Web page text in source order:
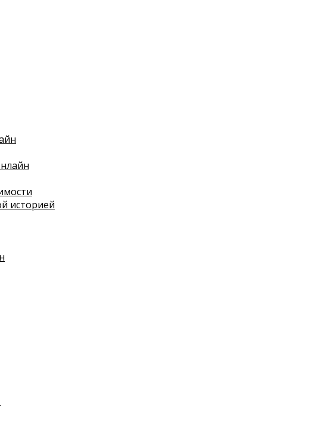
историей